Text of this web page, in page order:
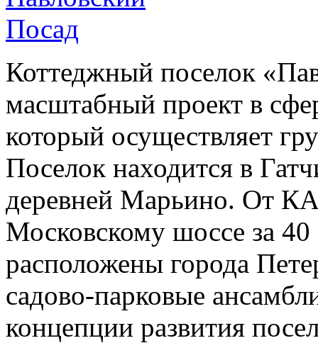
Коттеджный поселок
масштабный проект в
который осуществляет
Поселок находится в
деревней Марьино. От
Московскому шоссе за
расположены города
садово-парковые
концепции развития